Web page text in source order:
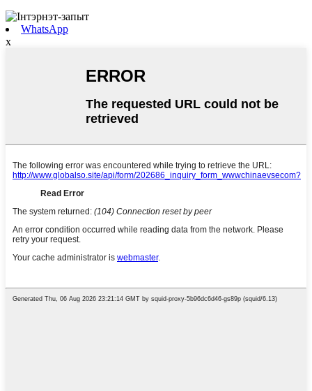
WhatsApp
x